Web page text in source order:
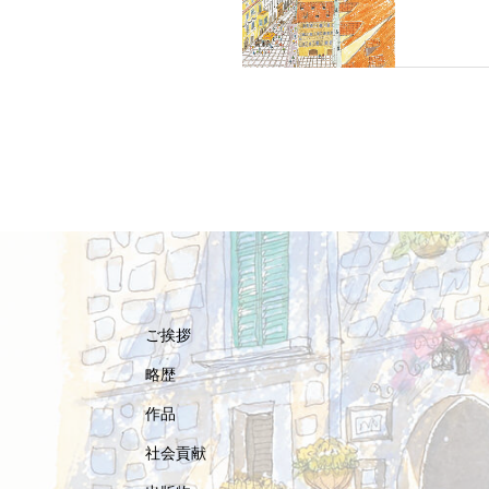
ご挨拶
略歴
作品
社会貢献